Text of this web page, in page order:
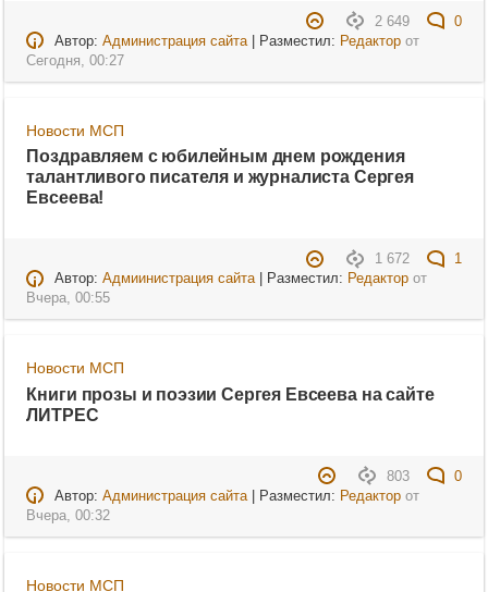
2 649
0
Автор: Администрация сайта| Разместил: Редакторот
Сегодня, 00:27
Новости МСП
Поздравляем с юбилейным днем рождения
талантливого писателя и журналиста Сергея
Евсеева!
1 672
1
Автор: Адмиинистрация сайта| Разместил: Редакторот
Вчера, 00:55
Новости МСП
Книги прозы и поэзии Сергея Евсеева на сайте
ЛИТРЕС
803
0
Автор: Администрация сайта| Разместил: Редакторот
Вчера, 00:32
Новости МСП